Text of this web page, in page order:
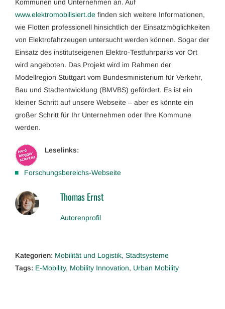
Kommunen und Unternehmen an. Auf
www.elektromobilisiert.de finden sich weitere Informationen,
wie Flotten professionell hinsichtlich der Einsatzmöglichkeiten
von Elektrofahrzeugen untersucht werden können. Sogar der
Einsatz des institutseigenen Elektro-Testfuhrparks vor Ort
wird angeboten. Das Projekt wird im Rahmen der
Modellregion Stuttgart vom Bundesministerium für Verkehr,
Bau und Stadtentwicklung (BMVBS) gefördert. Es ist ein
kleiner Schritt auf unsere Webseite – aber es könnte ein
großer Schritt für Ihr Unternehmen oder Ihre Kommune
werden.
Leselinks:
Forschungsbereichs-Webseite
Thomas Ernst
Autorenprofil
Kategorien: Mobilität und Logistik, Stadtsysteme
Tags: E-Mobility, Mobility Innovation, Urban Mobility